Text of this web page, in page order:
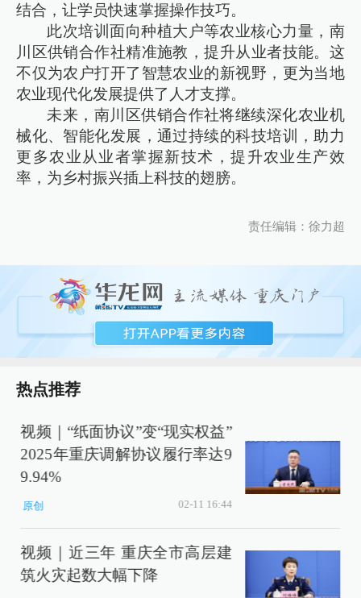
结合，让学员快速掌握操作技巧。
此次培训面向种植大户等农业核心力量，南
川区供销合作社精准施教，提升从业者技能。这
不仅为农户打开了智慧农业的新视野，更为当地
农业现代化发展提供了人才支撑。
未来，南川区供销合作社将继续深化农业机
械化、智能化发展，通过持续的科技培训，助力
更多农业从业者掌握新技术，提升农业生产效
率，为乡村振兴插上科技的翅膀。
责任编辑：徐力超
热点推荐
视频｜“纸面协议”变“现实权益”
2025年重庆调解协议履行率达9
9.94%
原创 02-11 16:44
视频｜近三年 重庆全市高层建
筑火灾起数大幅下降